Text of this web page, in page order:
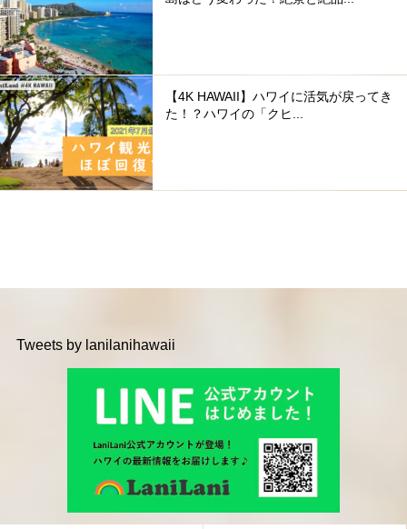
【4K HAWAII】ハワイに活気が戻ってき
た！？ハワイの「クヒ...
Tweets by lanilanihawaii